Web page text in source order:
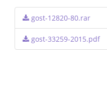
gost-12820-80.rar
gost-33259-2015.pdf